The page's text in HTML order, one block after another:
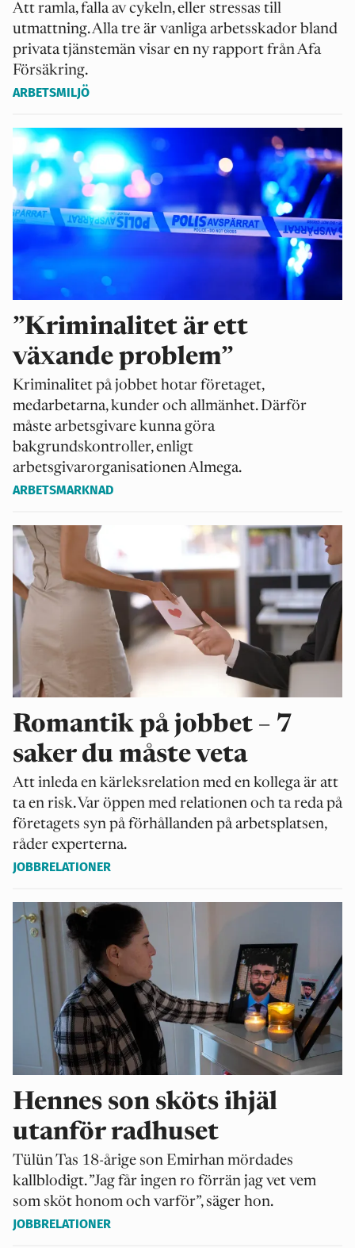
Att ramla, falla av cykeln, eller stressas till
utmattning. Alla tre är vanliga arbetsskador bland
privata tjänstemän visar en ny rapport från Afa
Försäkring.
ARBETSMILJÖ
”Kriminalitet är ett
växande problem”
Kriminalitet på jobbet hotar företaget,
medarbetarna, kunder och allmänhet. Därför
måste arbetsgivare kunna göra
bakgrundskontroller, enligt
arbetsgivarorganisationen Almega.
ARBETSMARKNAD
Romantik på jobbet – 7
saker du måste veta
Att inleda en kärleksrelation med en kollega är att
ta en risk. Var öppen med relationen och ta reda på
företagets syn på förhållanden på arbetsplatsen,
råder experterna.
JOBBRELATIONER
Hennes son sköts ihjäl
utanför radhuset
Tülün Tas 18-årige son Emirhan mördades
kallblodigt. ”Jag får ingen ro förrän jag vet vem
som sköt honom och varför”, säger hon.
JOBBRELATIONER